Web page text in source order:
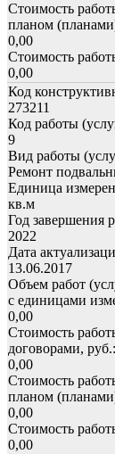
Стоимость
планом
0,00
Стоимость
0,00
Код
273211
Код работы
9
Вид работы
Ремонт
Единица
кв.м
Год завершения
2022
Дата
13.06.2017
Объем работ
с единицами
0,00
Стоимость
договорами, руб.:
0,00
Стоимость
планом
0,00
Стоимость
0,00